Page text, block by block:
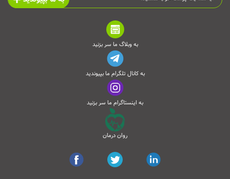
به وبلاگ ما سر بزنید
به کانال تلگرام ما بپیوندید
به اینستاگرام ما سر بزنید
روان درمان